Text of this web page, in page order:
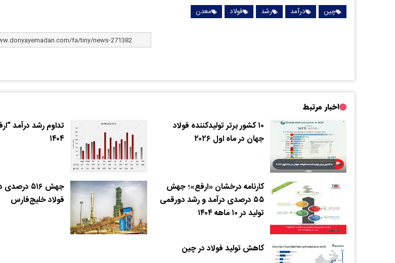
چین درآمد رشد فولاد معدن
اخبار مرتبط
۱۰ کشور برتر تولیدکننده فولاد
جهان در ماه اول ۲۰۲۶
تداوم رشد درآمد
۱۴۰۴
کارنامه درخشان «ارفع»؛ جهش
۵۵ درصدی درآمد و رشد دورقمی
تولید در ۱۰ ماهه ۱۴۰۴
جهش ۵۱۶
فولاد خلیج‌فارس
کاهش تولید فولاد در چین